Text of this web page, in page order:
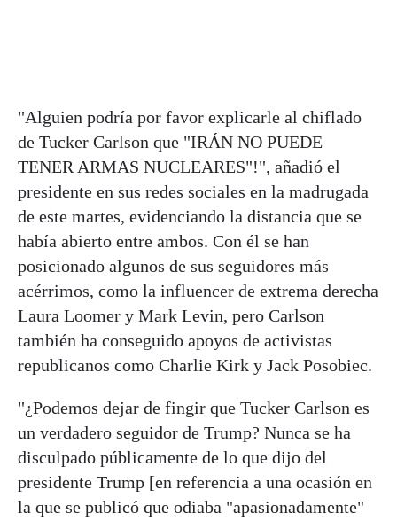
"Alguien podría por favor explicarle al chiflado
de Tucker Carlson que "IRÁN NO PUEDE
TENER ARMAS NUCLEARES"!", añadió el
presidente en sus redes sociales en la madrugada
de este martes, evidenciando la distancia que se
había abierto entre ambos. Con él se han
posicionado algunos de sus seguidores más
acérrimos, como la influencer de extrema derecha
Laura Loomer y Mark Levin, pero Carlson
también ha conseguido apoyos de activistas
republicanos como Charlie Kirk y Jack Posobiec.
"¿Podemos dejar de fingir que Tucker Carlson es
un verdadero seguidor de Trump? Nunca se ha
disculpado públicamente de lo que dijo del
presidente Trump [en referencia a una ocasión en
la que se publicó que odiaba "apasionadamente"